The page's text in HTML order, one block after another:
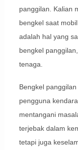
panggilan. Kalian
bengkel saat
adalah hal yang
bengkel
tenaga.
Bengkel
pengguna
mentangani
terjebak dalam
tetapi juga